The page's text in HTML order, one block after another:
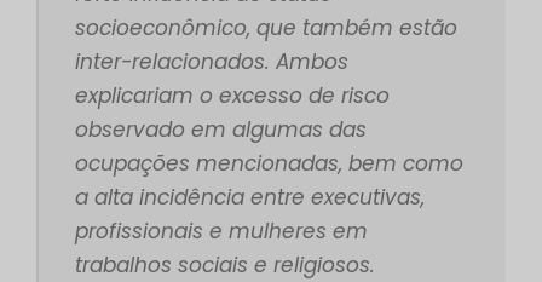
socioeconômico, que também estão
inter-relacionados. Ambos
explicariam o excesso de risco
observado em algumas das
ocupações mencionadas, bem como
a alta incidência entre executivas,
profissionais e mulheres em
trabalhos sociais e religiosos.